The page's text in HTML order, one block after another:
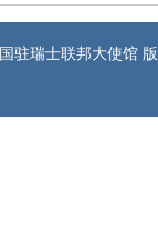
驻瑞士联邦大使馆